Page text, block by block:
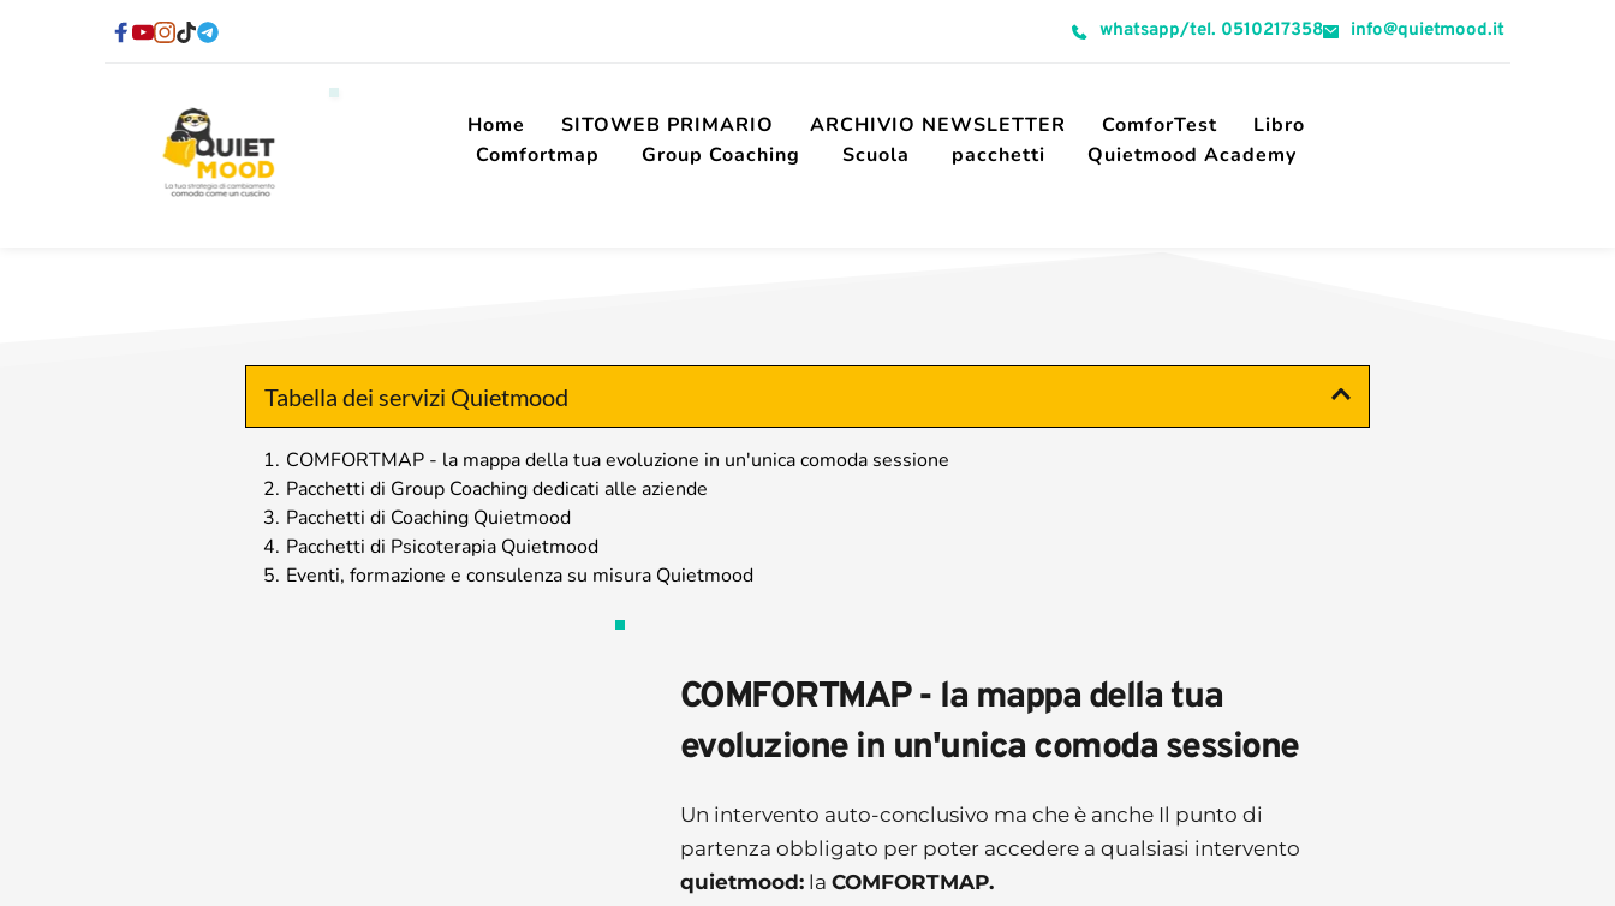
whatsapp/tel. 0510217358 info@quietmood.it
Home SITOWEB PRIMARIO ARCHIVIO NEWSLETTER ComforTest
Libro
Comfortmap
Group Coaching Scuola pacchetti Quietmood Academy
Tabella dei servizi Quietmood
1. COMFORTMAP - la mappa della tua evoluzione in un'unica comoda sessione
2. Pacchetti di Group Coaching dedicati alle aziende
3. Pacchetti di Coaching Quietmood
4. Pacchetti di Psicoterapia Quietmood
5. Eventi, formazione e consulenza su misura Quietmood
COMFORTMAP - la mappa della tua
evoluzione in un'unica comoda sessione
Un intervento auto-conclusivo ma che è anche Il punto di
quietmood: la COMFORTMAP.